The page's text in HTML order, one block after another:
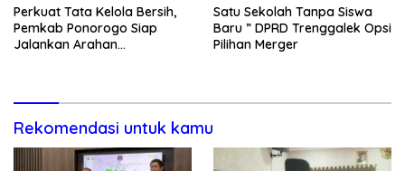
Perkuat Tata Kelola Bersih,
Pemkab Ponorogo Siap
Jalankan Arahan
Satu Sekolah Tanpa Siswa
Baru ” DPRD Trenggalek Opsi
Pilihan Merger
Rekomendasi untuk kamu